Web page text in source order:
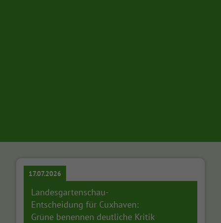
17.07.2026
Landesgartenschau-
Entscheidung für Cuxhaven:
Grüne benennen deutliche Kritik